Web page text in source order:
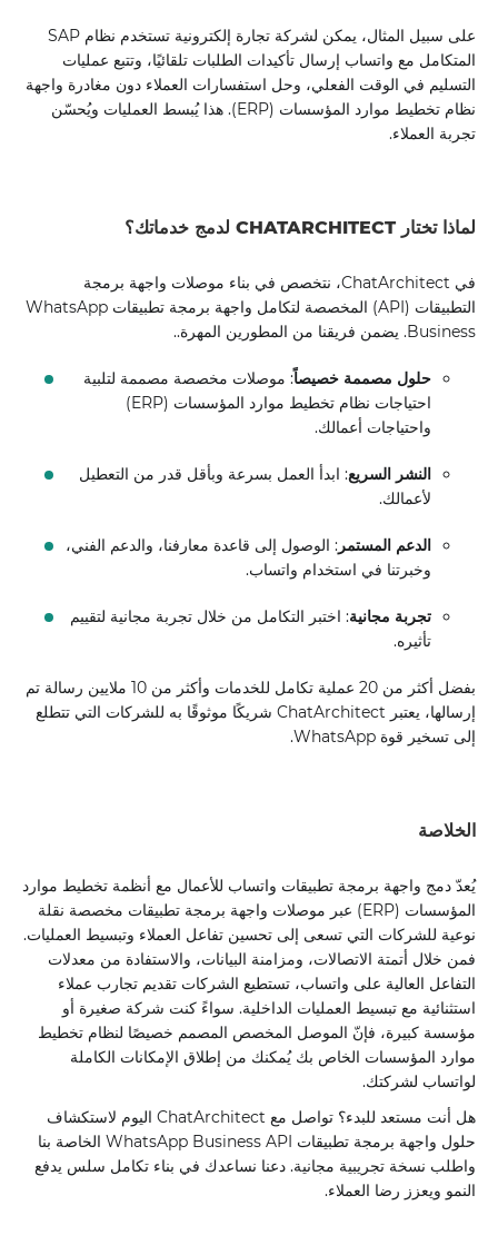
على سبيل المثال، يمكن لشركة تجارة إلكترونية تستخدم نظام SAP
المتكامل مع واتساب إرسال تأكيدات الطلبات تلقائيًا، وتتبع عمليات
التسليم في الوقت الفعلي، وحل استفسارات العملاء دون مغادرة واجهة
نظام تخطيط موارد المؤسسات (ERP). هذا يُبسط العمليات ويُحسّن
تجربة العملاء.
لماذا تختار CHATARCHITECT لدمج خدماتك؟
في ChatArchitect، نتخصص في بناء موصلات واجهة برمجة
التطبيقات (API) المخصصة لتكامل واجهة برمجة تطبيقات WhatsApp
Business. يضمن فريقنا من المطورين المهرة..
حلول مصممة خصيصاً: موصلات مخصصة مصممة لتلبية
احتياجات نظام تخطيط موارد المؤسسات (ERP)
واحتياجات أعمالك.
النشر السريع: ابدأ العمل بسرعة وبأقل قدر من التعطيل
لأعمالك.
الدعم المستمر : الوصول إلى قاعدة معارفنا، والدعم الفني،
وخبرتنا في استخدام واتساب.
تجربة مجانية: اختبر التكامل من خلال تجربة مجانية لتقييم
تأثيره.
بفضل أكثر من 20 عملية تكامل للخدمات وأكثر من 10 ملايين رسالة تم
إرسالها، يعتبر ChatArchitect شريكًا موثوقًا به للشركات التي تتطلع
إلى تسخير قوة WhatsApp.
الخلاصة
يُعدّ دمج واجهة برمجة تطبيقات واتساب للأعمال مع أنظمة تخطيط موارد
المؤسسات (ERP) عبر موصلات واجهة برمجة تطبيقات مخصصة نقلة
نوعية للشركات التي تسعى إلى تحسين تفاعل العملاء وتبسيط العمليات.
فمن خلال أتمتة الاتصالات، ومزامنة البيانات، والاستفادة من معدلات
التفاعل العالية على واتساب، تستطيع الشركات تقديم تجارب عملاء
استثنائية مع تبسيط العمليات الداخلية. سواءً كنت شركة صغيرة أو
مؤسسة كبيرة، فإنّ الموصل المخصص المصمم خصيصًا لنظام تخطيط
موارد المؤسسات الخاص بك يُمكنك من إطلاق الإمكانات الكاملة
لواتساب لشركتك.
هل أنت مستعد للبدء؟ تواصل مع ChatArchitect اليوم لاستكشاف
حلول واجهة برمجة تطبيقات WhatsApp Business API الخاصة بنا
واطلب نسخة تجريبية مجانية. دعنا نساعدك في بناء تكامل سلس يدفع
النمو ويعزز رضا العملاء.